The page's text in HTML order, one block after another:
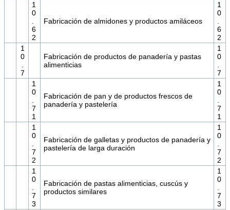
1
0
.
6
2
Fabricación de almidones y productos amiláceos
1
0
.
6
2
1
0
.
7
Fabricación de productos de panadería y pastas
alimenticias
1
0
.
7
1
0
.
7
1
Fabricación de pan y de productos frescos de
panadería y pastelería
1
0
.
7
1
1
0
.
7
2
Fabricación de galletas y productos de panadería y
pastelería de larga duración
1
0
.
7
2
1
0
.
7
3
Fabricación de pastas alimenticias, cuscús y
productos similares
1
0
.
7
3